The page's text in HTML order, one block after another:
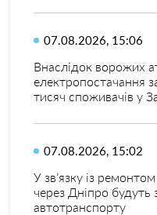
07.08.2026, 15:06
Внаслідок ворожих
електропостачання
тисяч споживачів у
07.08.2026, 15:02
У зв’язку із
через Дніпро будуть
автотранспорту